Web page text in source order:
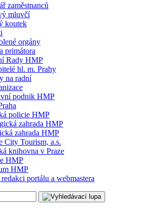
zaměstnanců
mluvčí
koutek
orgány
primátora
Rady HMP
hl. m. Prahy
na radní
podnik HMP
policie HMP
zahrada HMP
zahrada HMP
City Tourism, a.s.
knihovna v Praze
HMP
HMP
portálu a webmastera